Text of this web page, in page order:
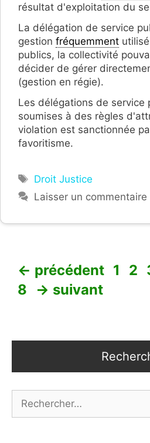
résultat d'exploitation du
La délégation de service
gestion fréquemment
publics, la collectivité
décider de gérer
(gestion en régie).
Les délégations de service
soumises à des règles
violation est sanctionnée
favoritisme.
Étiquettes
Droit Justice
Laisser un commentaire
← précédent Page
1 2
8
→ suivant